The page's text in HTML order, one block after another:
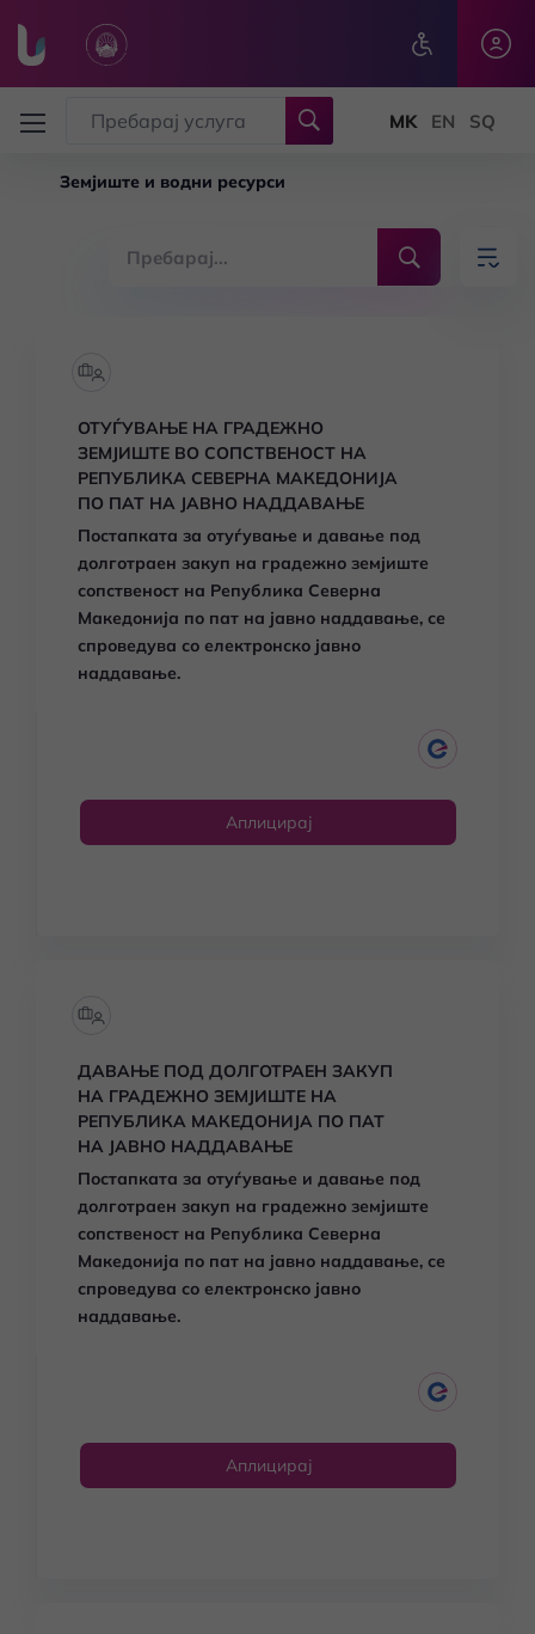
Земјиште и водни ресурси
ОТУЃУВАЊЕ НА ГРАДЕЖНО
ЗЕМЈИШТЕ ВО СОПСТВЕНОСТ НА
РЕПУБЛИКА СЕВЕРНА МАКЕДОНИЈА
ПО ПАТ НА ЈАВНО НАДДАВАЊЕ
Постапката за отуѓување и давање под
долготраен закуп на градежно земјиште
сопственост на Република Северна
Македонија по пат на јавно наддавање, се
спроведува со електронско јавно
наддавање.
Аплицирај
ДАВАЊЕ ПОД ДОЛГОТРАЕН ЗАКУП
НА ГРАДЕЖНО ЗЕМЈИШТЕ НА
РЕПУБЛИКА МАКЕДОНИЈА ПО ПАТ
НА ЈАВНО НАДДАВАЊЕ
Постапката за отуѓување и давање под
долготраен закуп на градежно земјиште
сопственост на Република Северна
Македонија по пат на јавно наддавање, се
спроведува со електронско јавно
наддавање.
Аплицирај